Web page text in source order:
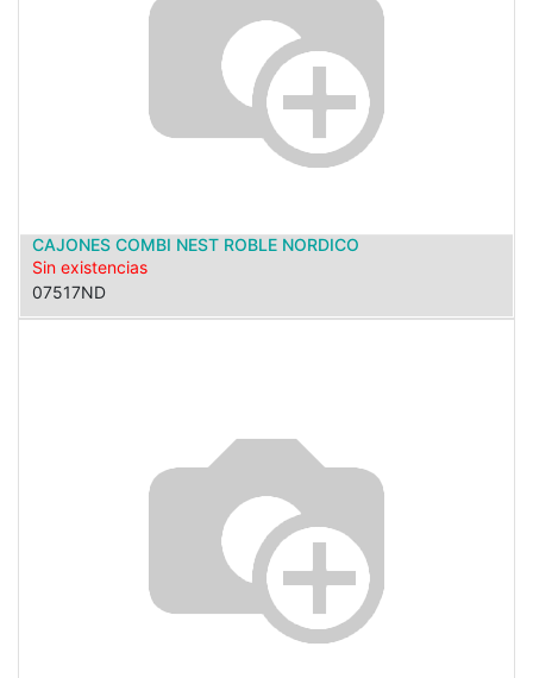
CAJONES COMBI NEST ROBLE NORDICO
Sin existencias
07517ND